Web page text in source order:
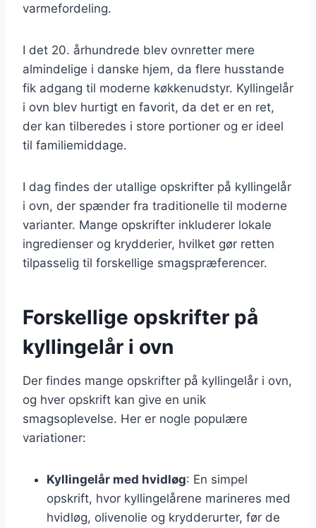
varmefordeling.
I det 20. århundrede blev ovnretter mere
almindelige i danske hjem, da flere husstande
fik adgang til moderne køkkenudstyr. Kyllingelår
i ovn blev hurtigt en favorit, da det er en ret,
der kan tilberedes i store portioner og er ideel
til familiemiddage.
I dag findes der utallige opskrifter på kyllingelår
i ovn, der spænder fra traditionelle til moderne
varianter. Mange opskrifter inkluderer lokale
ingredienser og krydderier, hvilket gør retten
tilpasselig til forskellige smagspræferencer.
Forskellige opskrifter på
kyllingelår i ovn
Der findes mange opskrifter på kyllingelår i ovn,
og hver opskrift kan give en unik
smagsoplevelse. Her er nogle populære
variationer:
Kyllingelår med hvidløg: En simpel
opskrift, hvor kyllingelårene marineres med
hvidløg, olivenolie og krydderurter, før de